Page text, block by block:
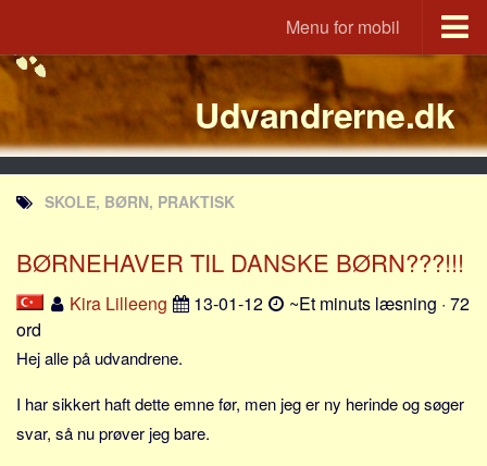
Menu for mobil
Portal
Udvandrerne.dk
Utvandrerne.no
Utvandrarna.se
Tyskland.dk
England.dk
JLKM.dk
Lande
Tyrkiet
Spanien
Udvandrerne.dk
SKOLE, BØRN, PRAKTISK
BØRNEHAVER TIL DANSKE BØRN???!!!
Kira Lilleeng 13-01-12
~Et minuts læsning · 72
ord
Hej alle på udvandrene.
I har sikkert haft dette emne før, men jeg er ny herinde og søger
svar, så nu prøver jeg bare.